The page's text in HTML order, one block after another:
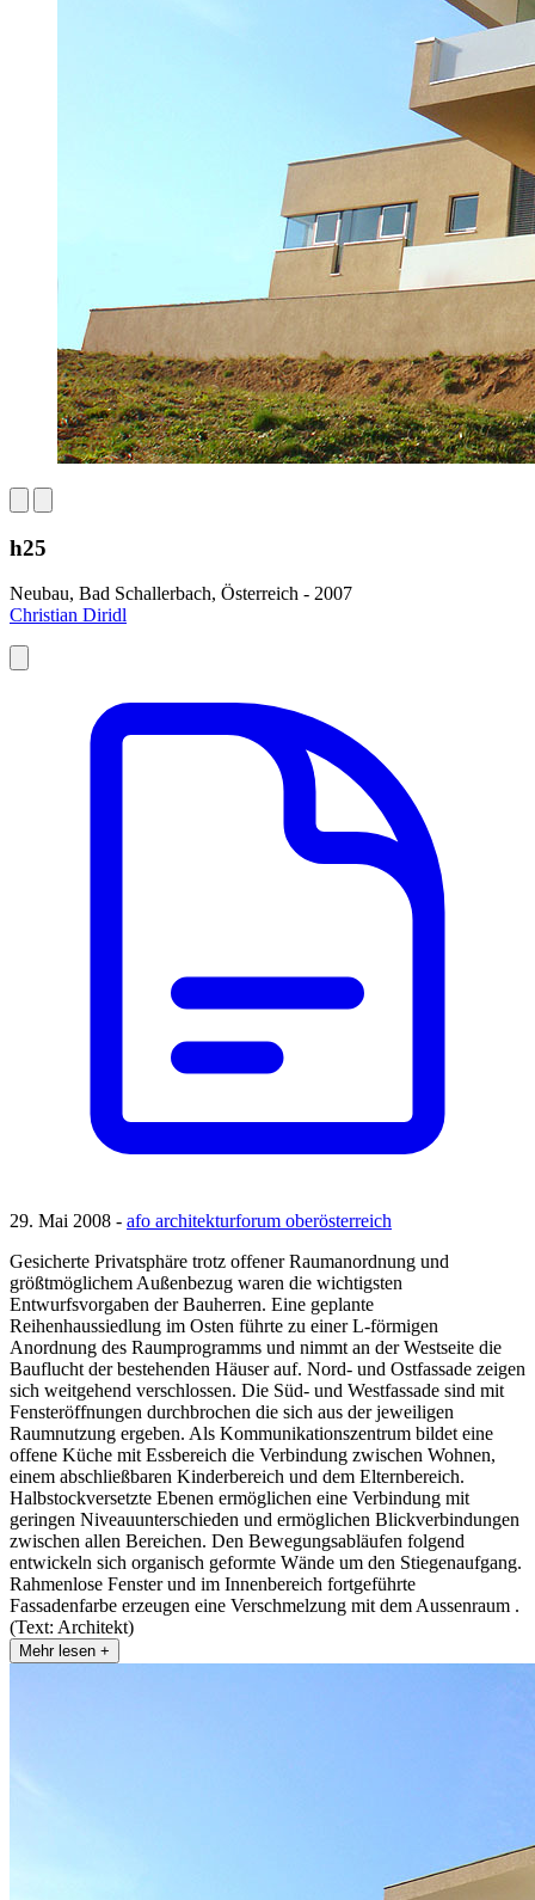
h25
Neubau, Bad Schallerbach, Österreich - 2007
Christian Diridl
29. Mai 2008 - afo architekturforum oberösterreich
Gesicherte Privatsphäre trotz offener Raumanordnung und
größtmöglichem Außenbezug waren die wichtigsten
Entwurfsvorgaben der Bauherren. Eine geplante
Reihenhaussiedlung im Osten führte zu einer L-förmigen
Anordnung des Raumprogramms und nimmt an der Westseite die
Bauflucht der bestehenden Häuser auf. Nord- und Ostfassade zeigen
sich weitgehend verschlossen. Die Süd- und Westfassade sind mit
Fensteröffnungen durchbrochen die sich aus der jeweiligen
Raumnutzung ergeben. Als Kommunikationszentrum bildet eine
offene Küche mit Essbereich die Verbindung zwischen Wohnen,
einem abschließbaren Kinderbereich und dem Elternbereich.
Halbstockversetzte Ebenen ermöglichen eine Verbindung mit
geringen Niveauunterschieden und ermöglichen Blickverbindungen
zwischen allen Bereichen. Den Bewegungsabläufen folgend
entwickeln sich organisch geformte Wände um den Stiegenaufgang.
Rahmenlose Fenster und im Innenbereich fortgeführte
Fassadenfarbe erzeugen eine Verschmelzung mit dem Aussenraum .
(Text: Architekt)
Mehr lesen +